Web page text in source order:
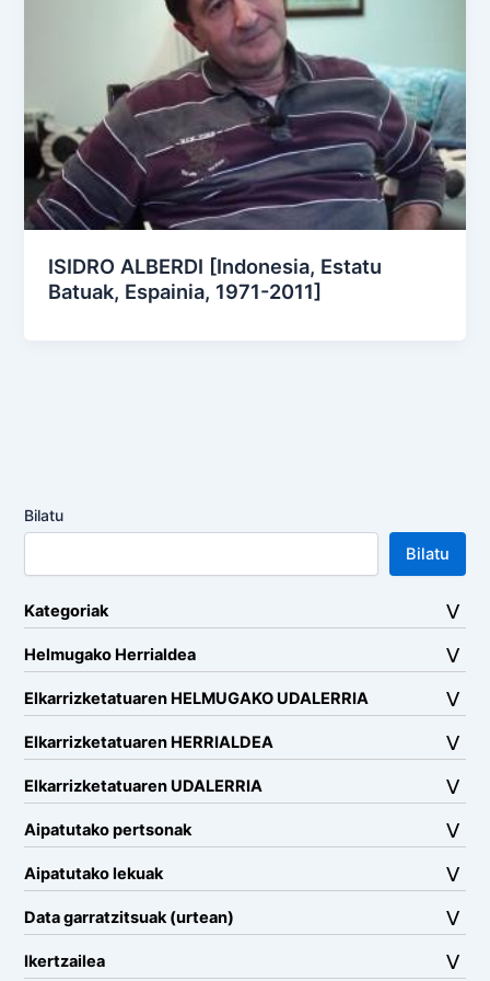
ISIDRO ALBERDI [Indonesia, Estatu
Batuak, Espainia, 1971-2011]
Bilatu
Bilatu
Kategoriak
Helmugako Herrialdea
Elkarrizketatuaren HELMUGAKO UDALERRIA
Elkarrizketatuaren HERRIALDEA
Elkarrizketatuaren UDALERRIA
Aipatutako pertsonak
Aipatutako lekuak
Data garratzitsuak (urtean)
Ikertzailea